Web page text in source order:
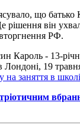
що батько
рішення він
РФ.
Кароль - 13-
Лондоні, 19
заняття в школі